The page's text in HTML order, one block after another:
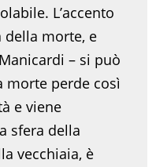
L’accento
della morte, e
– si può
morte perde così
e viene
sfera della
vecchiaia, è